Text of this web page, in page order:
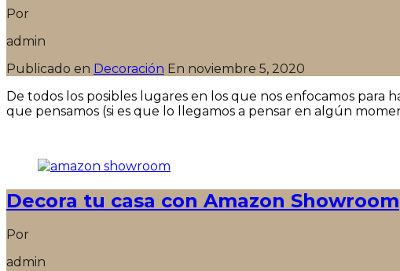
Por
admin
Publicado en Decoración En noviembre 5, 2020
De todos los posibles lugares en los que nos enfocamos para
que pensamos (si es que lo llegamos a pensar en algún
Decora tu casa con Amazon Showroom
Por
admin